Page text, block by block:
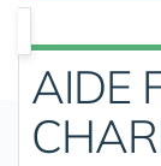
AIDE